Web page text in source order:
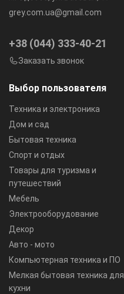
Выбор пользователя
Техника и электроника
Дом и сад
Бытовая техника
Спорт и отдых
Товары для туризма и
путешествий
Мебель
Электрооборудование
Декор
Авто - мото
Компьютерная техника и ПО
Мелкая бытовая техника для
кухни
grey.com.ua@gmail.com
+38 (044) 333-40-21
Заказать звонок